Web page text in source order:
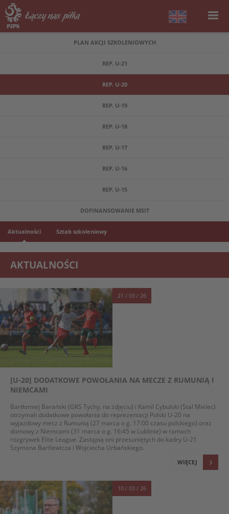
PLAN AKCJI SZKOLENIOWYCH
REP. U-21
REP. U-20
REP. U-19
REP. U-18
REP. U-17
REP. U-16
REP. U-15
DOFINANSOWANIE MSIT
Aktualności Sztab szkoleniowy
AKTUALNOŚCI
21 / 03 / 26
[U-20] DODATKOWE POWOŁANIA NA MECZE Z RUMUNIĄ I
NIEMCAMI
Bartłomiej Barański (GKS Tychy, na zdjęciu) i Kamil Cybulski (Stal Mielec)
otrzymali dodatkowe powołania do reprezentacji Polski U-20 na
wyjazdowy mecz z Rumunią (27 marca o g. 17:00 czasu polskiego) oraz
domowy z Niemcami (31 marca o g. 16:45 w Lublinie) w ramach
rozgrywek Elite League. Zastąpią oni przesuniętych do kadry U-21
Szymona Bartlewicza i Wojciecha Urbańskiego.
WIĘCEJ
10 / 03 / 26